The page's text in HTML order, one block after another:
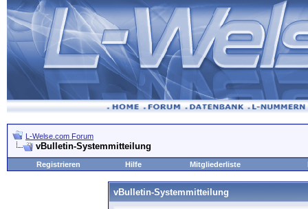
L-Welse.com Forum
vBulletin-Systemmitteilung
Registrieren Hilfe Mitgliederliste
vBulletin-Systemmitteilung